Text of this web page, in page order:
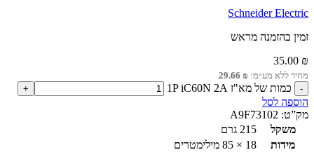
Schneider Electric
זמין בהזמנה מראש
35.00 ₪
מחיר ללא מע״מ: 29.66 ₪
כמות של מא"ז 1P iC60N 2A
הוספה לסל
מק”ט: A9F73102
משקל
215 גרם
מידות
18 × 85 מילימטרים